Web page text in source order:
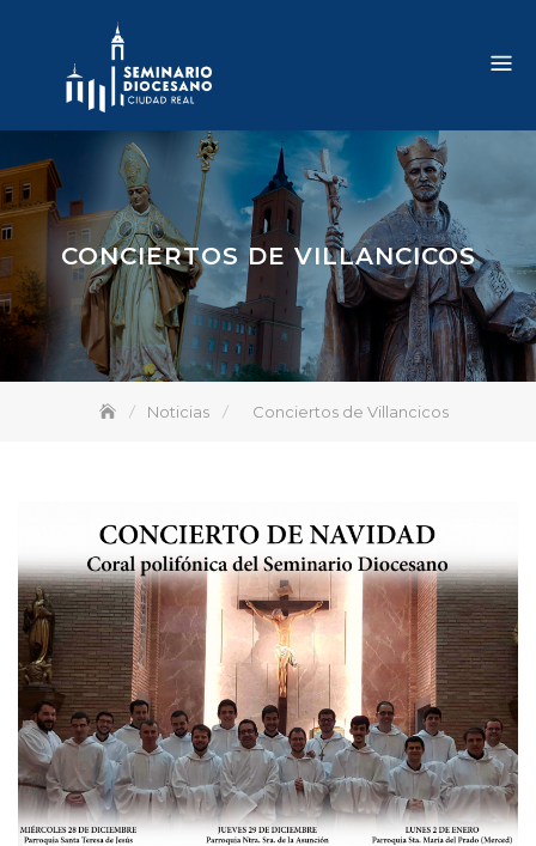
CONCIERTOS DE VILLANCICOS
Noticias Conciertos de Villancicos